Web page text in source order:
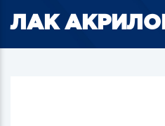
ЛАК